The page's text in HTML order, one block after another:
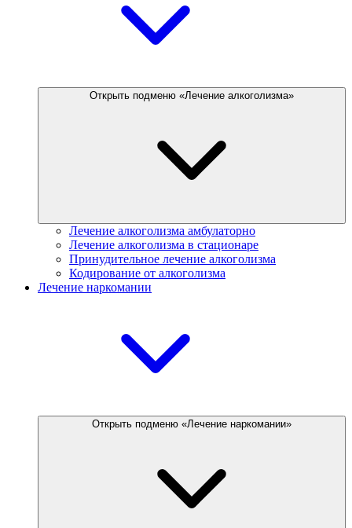
Открыть подменю «Лечение алкоголизма»
Лечение алкоголизма амбулаторно
Лечение алкоголизма в стационаре
Принудительное лечение алкоголизма
Кодирование от алкоголизма
Лечение наркомании
Открыть подменю «Лечение наркомании»